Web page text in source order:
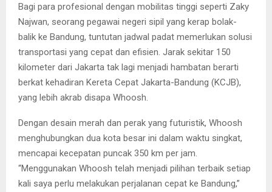
Bagi para profesional dengan mobilitas tinggi seperti Zaky
Najwan, seorang pegawai negeri sipil yang kerap bolak-
balik ke Bandung, tuntutan jadwal padat memerlukan solusi
transportasi yang cepat dan efisien. Jarak sekitar 150
kilometer dari Jakarta tak lagi menjadi hambatan berarti
berkat kehadiran Kereta Cepat Jakarta-Bandung (KCJB),
yang lebih akrab disapa Whoosh.
Dengan desain merah dan perak yang futuristik, Whoosh
menghubungkan dua kota besar ini dalam waktu singkat,
mencapai kecepatan puncak 350 km per jam.
“Menggunakan Whoosh telah menjadi pilihan terbaik setiap
kali saya perlu melakukan perjalanan cepat ke Bandung,”